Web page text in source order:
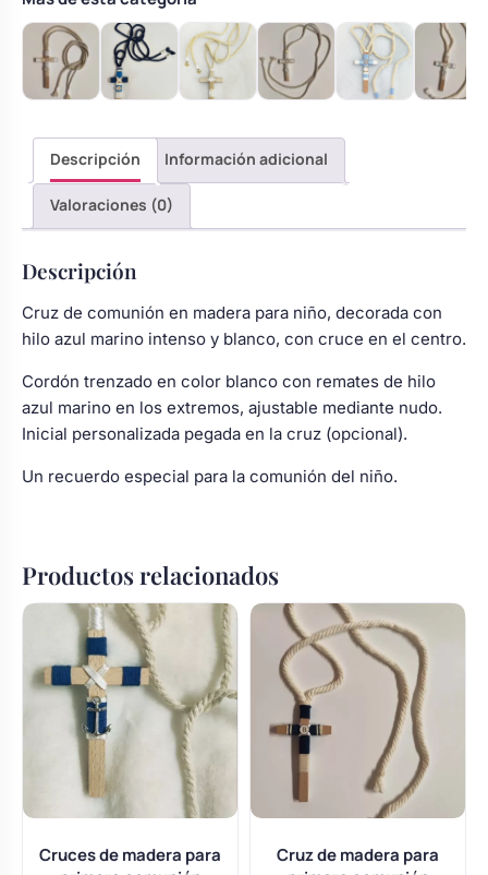
Descripción Información adicional
Valoraciones (0)
Descripción
Cruz de comunión en madera para niño, decorada con
hilo azul marino intenso y blanco, con cruce en el centro.
Cordón trenzado en color blanco con remates de hilo
azul marino en los extremos, ajustable mediante nudo.
Inicial personalizada pegada en la cruz (opcional).
Un recuerdo especial para la comunión del niño.
Productos relacionados
Cruces de madera para
Cruz de madera para